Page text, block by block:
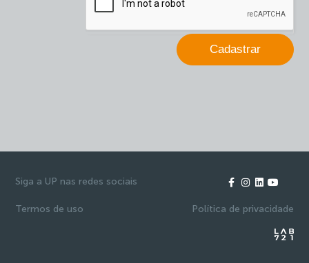
Cadastrar
branco.
Siga a UP nas redes sociais
Termos de uso Política de privacidade